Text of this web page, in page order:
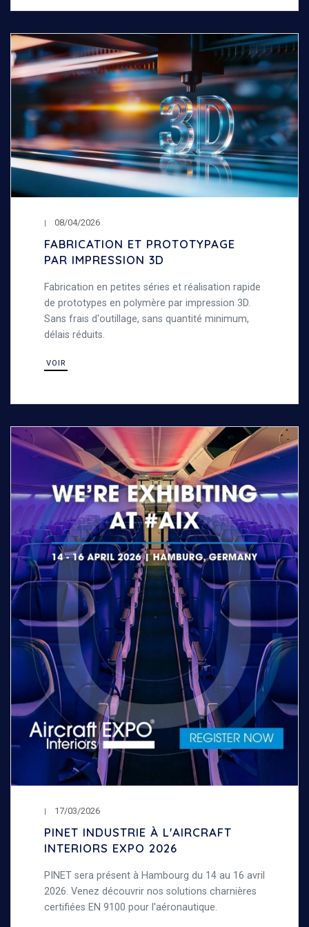
08/04/2026
FABRICATION ET PROTOTYPAGE
PAR IMPRESSION 3D
Fabrication en petites séries et réalisation rapide
de prototypes en polymère par impression 3D.
Sans frais d'outillage, sans quantité minimum,
délais réduits.
VOIR
17/03/2026
PINET INDUSTRIE À L'AIRCRAFT
INTERIORS EXPO 2026
PINET sera présent à Hambourg du 14 au 16 avril
2026. Venez découvrir nos solutions charnières
certifiées EN 9100 pour l'aéronautique.